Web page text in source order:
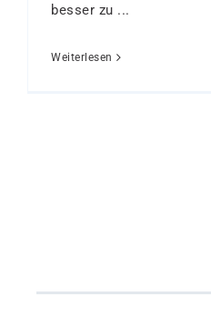
besser zu ...
Weiterlesen